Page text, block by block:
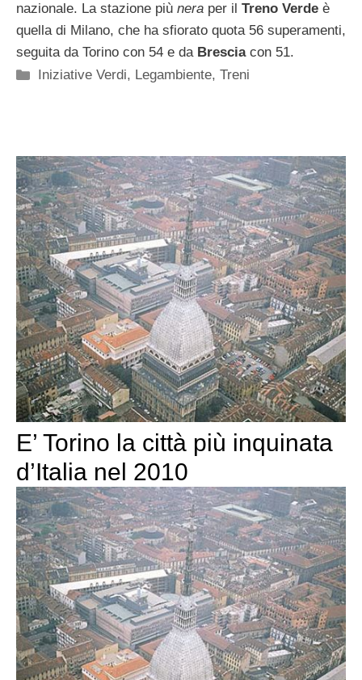
nazionale. La stazione più nera per il Treno Verde è
quella di Milano, che ha sfiorato quota 56 superamenti,
seguita da Torino con 54 e da Bresciacon 51.
Categorie
Iniziative Verdi, Legambiente,Treni
E’ Torino la città più inquinata
d’Italia nel 2010